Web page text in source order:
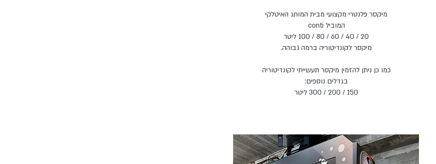
מיקסר פלנטרי מקצועי מבית המותג האיטלקי
המוביל conti
20 / 40 / 60 / 80 / 100 ליטר
מיקסר לקונדיטוריה ברמה גבוהה.
כמו כן ניתן להזמין מיקסר תעשייתי לקונדיטוריה
בגדלים נוספים:
150 / 200 / 300 ליטר